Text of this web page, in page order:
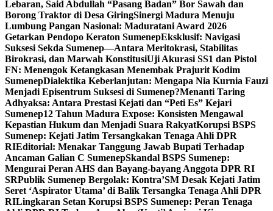
Lebaran, Said Abdullah “Pasang Badan” Bor Sawah dan
Borong Traktor di Desa GiringSinergi Madura Menuju
Lumbung Pangan Nasional: Maduratani Award 2026
Getarkan Pendopo Keraton SumenepEksklusif: Navigasi
Suksesi Sekda Sumenep—Antara Meritokrasi, Stabilitas
Birokrasi, dan Marwah KonstitusiUji Akurasi SS1 dan Pistol
FN: Menengok Ketangkasan Menembak Prajurit Kodim
SumenepDialektika Keberlanjutan: Mengapa Nia Kurnia Fauzi
Menjadi Episentrum Suksesi di Sumenep?Menanti Taring
Adhyaksa: Antara Prestasi Kejati dan “Peti Es” Kejari
Sumenep12 Tahun Madura Expose: Konsisten Mengawal
Kepastian Hukum dan Menjadi Suara RakyatKorupsi BSPS
Sumenep: Kejati Jatim Tersangkakan Tenaga Ahli DPR
RIEditorial: Menakar Tanggung Jawab Bupati Terhadap
Ancaman Galian C SumenepSkandal BSPS Sumenep:
Mengurai Peran AHS dan Bayang-bayang Anggota DPR RI
SRPublik Sumenep Bergolak: Kontra’SM Desak Kejati Jatim
Seret ‘Aspirator Utama’ di Balik Tersangka Tenaga Ahli DPR
RILingkaran Setan Korupsi BSPS Sumenep: Peran Tenaga